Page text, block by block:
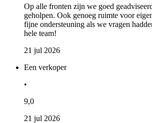
Op alle fronten zijn we goed
geholpen. Ook genoeg ruimte voor
fijne ondersteuning als we vragen
hele team!
21 jul 2026
Een verkoper
•
9,0
21 jul 2026